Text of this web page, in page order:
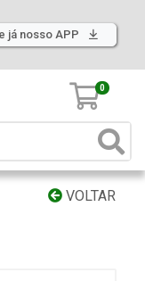
já nosso APP
0
VOLTAR